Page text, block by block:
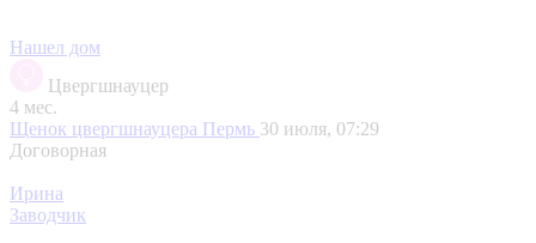
Нашел дом
Цвергшнауцер
4 мес.
Щенок цвергшнауцера Пермь 30 июля, 07:29
Договорная
Ирина
Заводчик